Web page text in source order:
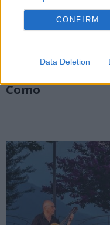
CONFIRM
Data Deletion
COMO
Si tuffa e non
Como